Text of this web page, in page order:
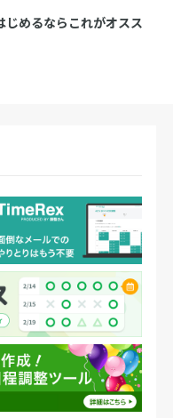
じめるならこれがオスス